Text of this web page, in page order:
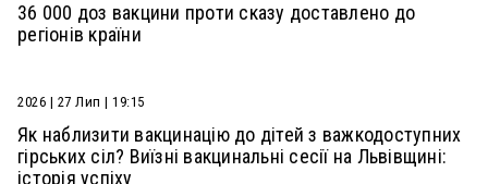
36 000 доз вакцини проти сказу доставлено до
регіонів країни
2026 | 27 Лип | 19:15
Як наблизити вакцинацію до дітей з важкодоступних
гірських сіл? Виїзні вакцинальні сесії на Львівщині:
історія успіху